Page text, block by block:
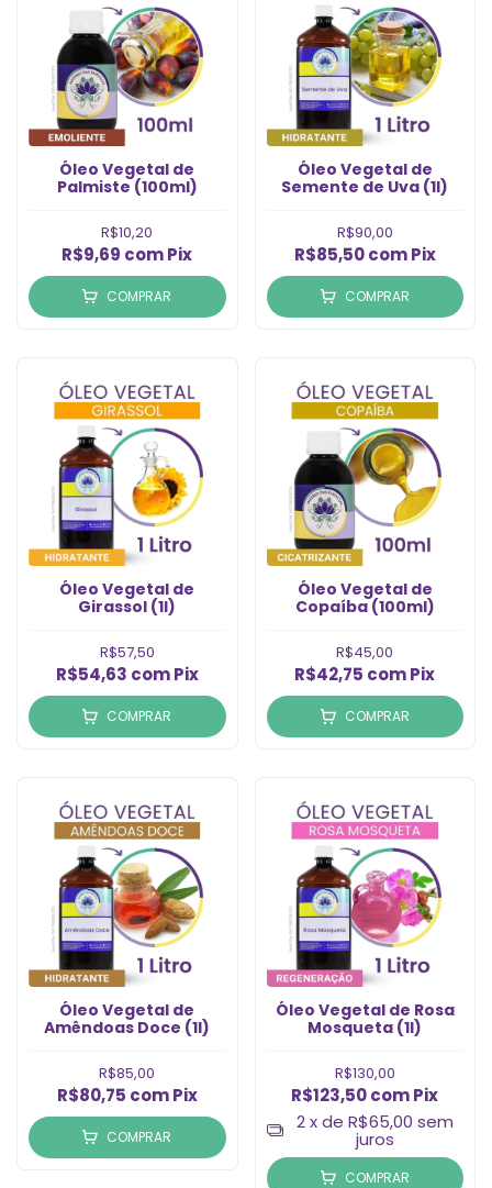
Óleo Vegetal de
Palmiste (100ml)
R$10,20
R$9,69 comPix
COMPRAR
Óleo Vegetal de
Semente de Uva (1l)
R$90,00
R$85,50com Pix
COMPRAR
Óleo Vegetal de
Girassol (1l)
R$57,50
R$54,63 com Pix
COMPRAR
Óleo Vegetal de
Copaíba (100ml)
R$45,00
R$42,75 comPix
COMPRAR
Óleo Vegetal de
Amêndoas Doce (1l)
R$85,00
R$80,75 com Pix
COMPRAR
Óleo Vegetal de Rosa
Mosqueta (1l)
R$130,00
R$123,50comPix
2 x deR$65,00 sem
juros
COMPRAR